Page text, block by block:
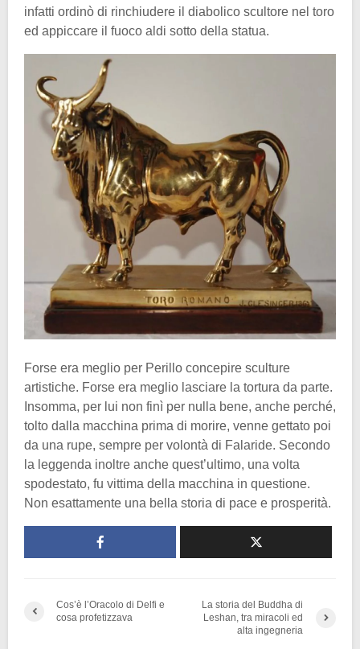
infatti ordinò di rinchiudere il diabolico scultore nel toro
ed appiccare il fuoco aldi sotto della statua.
Forse era meglio per Perillo concepire sculture
artistiche. Forse era meglio lasciare la tortura da parte.
Insomma, per lui non finì per nulla bene, anche perché,
tolto dalla macchina prima di morire, venne gettato poi
da una rupe, sempre per volontà di Falaride. Secondo
la leggenda inoltre anche quest’ultimo, una volta
spodestato, fu vittima della macchina in questione.
Non esattamente una bella storia di pace e prosperità.
Cos’è l’Oracolo di Delfi e
cosa profetizzava
La storia del Buddha di
Leshan, tra miracoli ed
alta ingegneria